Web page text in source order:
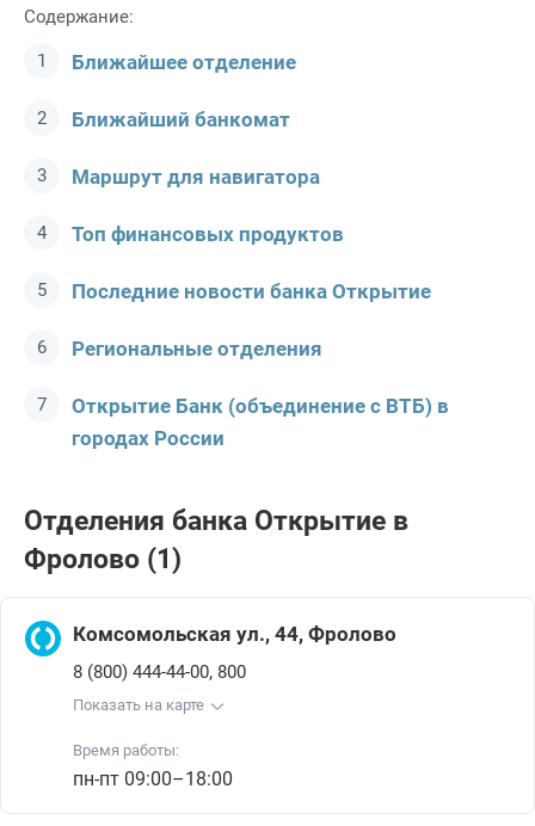
Содержание:
Ближайшее отделение
Ближайший банкомат
Маршрут для навигатора
Топ финансовых продуктов
Последние новости банка Открытие
Региональные отделения
Открытие Банк (объединение с ВТБ) в
городах России
Отделения банка Открытие в
Фролово (1)
Комсомольская ул., 44, Фролово
8 (800) 444-44-00, 800
Показать на карте
Время работы:
пн-пт 09:00–18:00